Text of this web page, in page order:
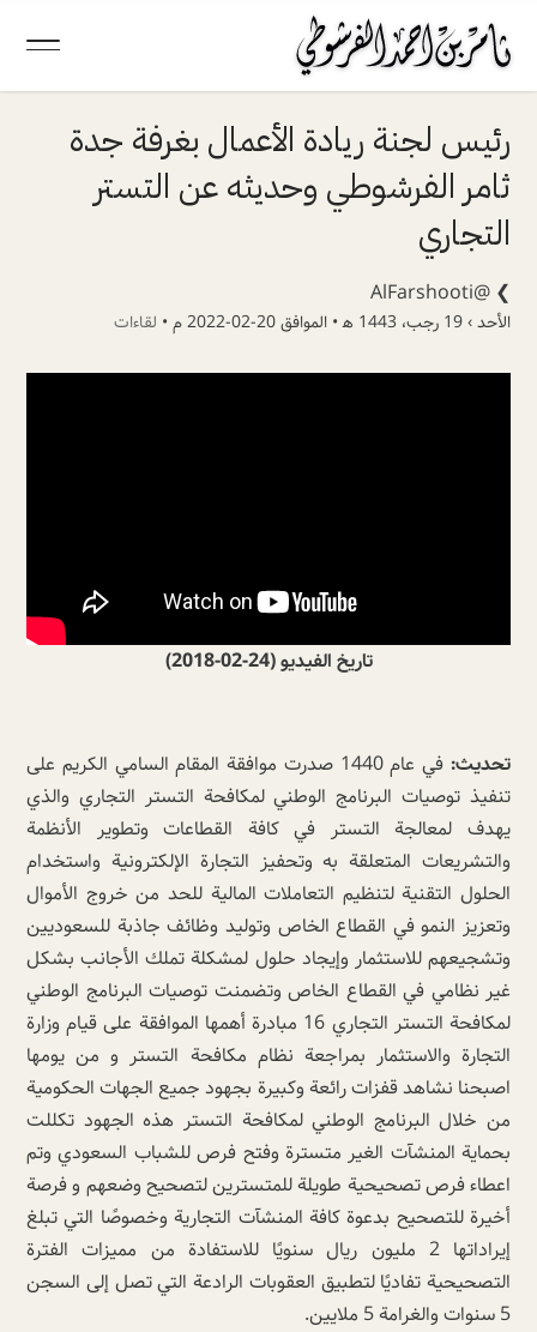
رئيس لجنة ريادة الأعمال بغرفة جدة
ثامر الفرشوطي وحديثه عن التستر
التجاري
❯
@AlFarshooti
الأحد › 19 رجب، 1443 ھ • الموافق 20-02-2022 م • لقاءات
تاريخ الفيديو (24-02-2018)
تحديث:
في عام 1440 صدرت موافقة المقام السامي الكريم على
تنفيذ توصيات البرنامج الوطني لمكافحة التستر التجاري والذي
يهدف لمعالجة التستر في كافة القطاعات وتطوير الأنظمة
والتشريعات المتعلقة به وتحفيز التجارة الإلكترونية واستخدام
الحلول التقنية لتنظيم التعاملات المالية للحد من خروج الأموال
وتعزيز النمو في القطاع الخاص وتوليد وظائف جاذبة للسعوديين
وتشجيعهم للاستثمار وإيجاد حلول لمشكلة تملك الأجانب بشكل
غير نظامي في القطاع الخاص وتضمنت توصيات البرنامج الوطني
لمكافحة التستر التجاري 16 مبادرة أهمها الموافقة على قيام وزارة
التجارة والاستثمار بمراجعة نظام مكافحة التستر و من يومها
اصبحنا نشاهد قفزات رائعة وكبيرة بجهود جميع الجهات الحكومية
من خلال البرنامج الوطني لمكافحة التستر هذه الجهود تكللت
بحماية المنشآت الغير متسترة وفتح فرص للشباب السعودي وتم
اعطاء فرص تصحيحية طويلة للمتسترين لتصحيح وضعهم ‏و فرصة
أخيرة للتصحيح بدعوة كافة المنشآت التجارية وخصوصًا التي تبلغ
إيراداتها 2 مليون ريال سنويًا للاستفادة من مميزات الفترة
التصحيحية تفاديًا لتطبيق العقوبات الرادعة التي تصل إلى السجن
5 سنوات والغرامة 5 ملايين.